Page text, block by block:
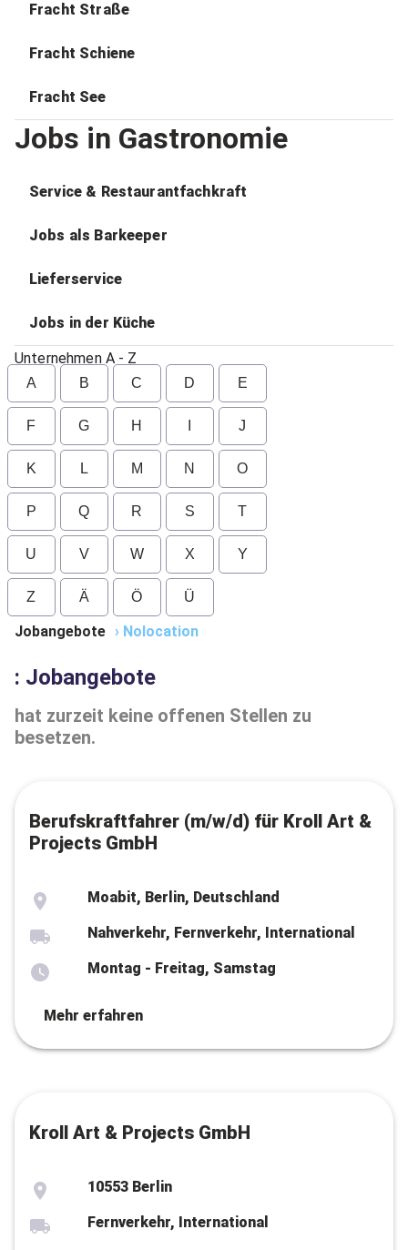
Fracht Straße
Fracht Schiene
Fracht See
Jobs in Gastronomie
Service & Restaurantfachkraft
Jobs als Barkeeper
Lieferservice
Jobs in der Küche
Unternehmen A - Z
A B C D E
F G H J
K L M N O
P Q R S T
U V W X Y
Z Ä Ö Ü
Jobangebote › Nolocation
: Jobangebote
hat zurzeit keine offenen Stellen zu
besetzen.
Berufskraftfahrer (m/w/d) für Kroll Art &
Projects GmbH
Moabit, Berlin, Deutschland
Nahverkehr, Fernverkehr, International
Montag - Freitag, Samstag
Mehr erfahren
Kroll Art & Projects GmbH
10553 Berlin
Fernverkehr, International